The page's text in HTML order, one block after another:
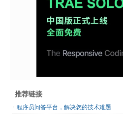
推荐链接
程序员问答平台，解决您的技术难题